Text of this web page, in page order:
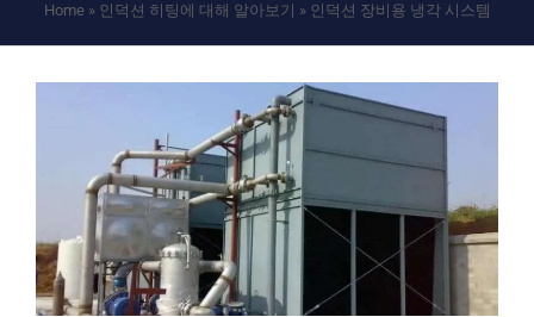
Home» 인덕션 히팅에 대해 알아보기 » 인덕션 장비용 냉각 시스템